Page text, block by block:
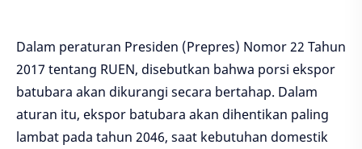
Dalam peraturan Presiden (Prepres) Nomor 22 Tahun
2017 tentang RUEN, disebutkan bahwa porsi ekspor
batubara akan dikurangi secara bertahap. Dalam
aturan itu, ekspor batubara akan dihentikan paling
lambat pada tahun 2046, saat kebutuhan domestik